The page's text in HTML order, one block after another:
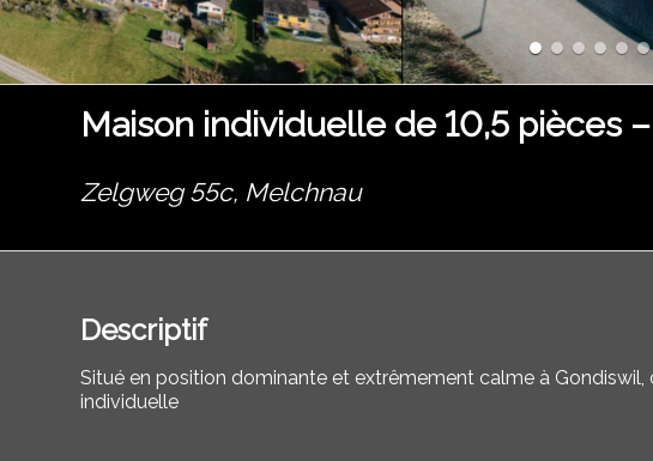
Maison individuelle de 10,5 pièces
Zelgweg 55c, Melchnau
Descriptif
Situé en position dominante et extrêmement calme à
individuelle